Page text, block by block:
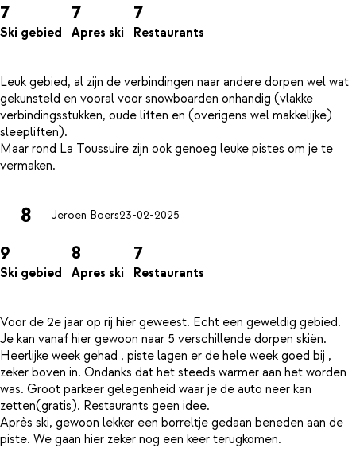
7
Ski gebied
7
Apres ski
7
Restaurants
Leuk gebied, al zijn de verbindingen naar andere dorpen wel wat
gekunsteld en vooral voor snowboarden onhandig (vlakke
verbindingsstukken, oude liften en (overigens wel makkelijke)
sleepliften).
Maar rond La Toussuire zijn ook genoeg leuke pistes om je te
8 Jeroen Boers23-02-2025
9
Ski gebied
8
Apres ski
7
Restaurants
Voor de 2e jaar op rij hier geweest. Echt een geweldig gebied.
Je kan vanaf hier gewoon naar 5 verschillende dorpen skiën.
Heerlijke week gehad , piste lagen er de hele week goed bij ,
zeker boven in. Ondanks dat het steeds warmer aan het worden
was. Groot parkeer gelegenheid waar je de auto neer kan
zetten(gratis). Restaurants geen idee.
Après ski, gewoon lekker een borreltje gedaan beneden aan de